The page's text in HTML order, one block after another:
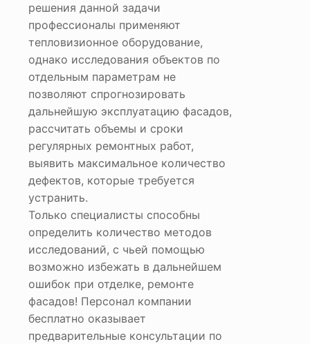
решения данной задачи
профессионалы применяют
тепловизионное оборудование,
однако исследования объектов по
отдельным параметрам не
позволяют спрогнозировать
дальнейшую эксплуатацию фасадов,
рассчитать объемы и сроки
регулярных ремонтных работ,
выявить максимальное количество
дефектов, которые требуется
устранить.
Только специалисты способны
определить количество методов
исследований, с чьей помощью
возможно избежать в дальнейшем
ошибок при отделке, ремонте
фасадов! Персонал компании
бесплатно оказывает
предварительные консультации по